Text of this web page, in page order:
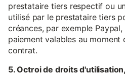
prestataire tiers respectif ou
utilisé par le prestataire tiers
créances, par exemple
paiement valables au moment
contrat.
5. Octroi de droits